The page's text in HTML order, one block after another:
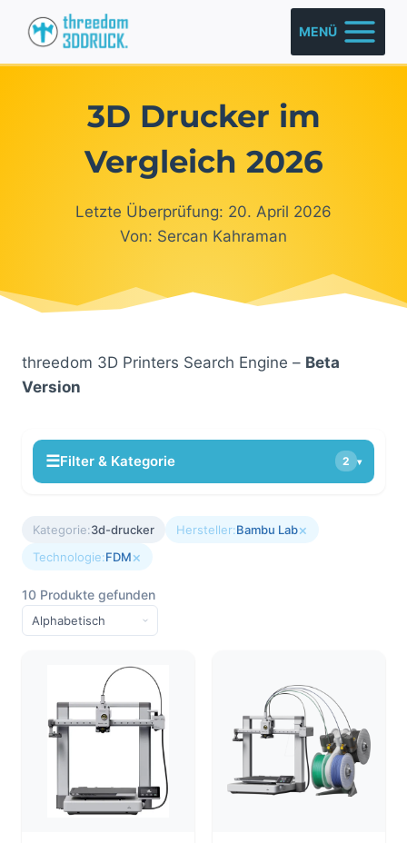
Inhalt
springen
MENÜ
3D Drucker im
Vergleich 2026
Letzte Überprüfung: 20. April 2026
Von: Sercan Kahraman
threedom 3D Printers Search Engine – Beta
Version
☰Filter & Kategorie 2 ▾
Kategorie:3d-drucker Hersteller:Bambu Lab×
Technologie:FDM×
10 Produkte gefunden